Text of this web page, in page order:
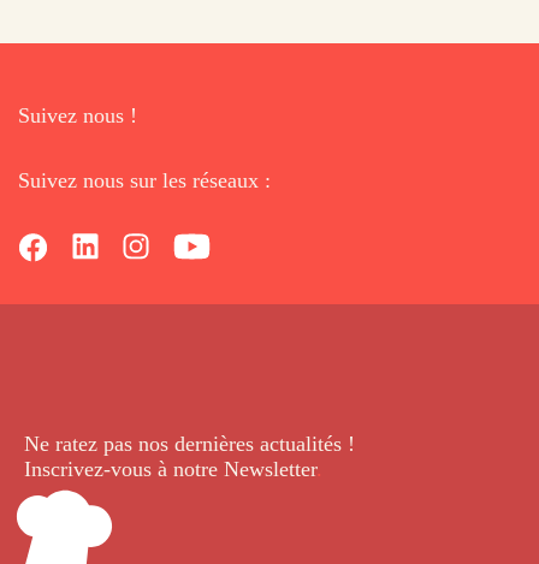
Suivez nous !
Suivez nous sur les réseaux :
Ne ratez pas nos dernières actualités !
Inscrivez-vous à notre Newsletter.